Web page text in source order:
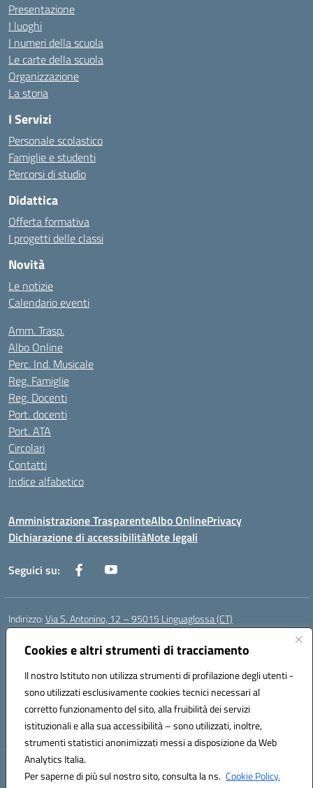
Cookies e altri strumenti di tracciamento
Il nostro Istituto non utilizza strumenti di profilazione degli utenti -
sono utilizzati esclusivamente cookies tecnici necessari al
corretto funzionamento del sito, alla fruibilità dei servizi
istituzionali e alla sua accessibilità – sono utilizzati, inoltre,
strumenti statistici anonimizzati messi a disposizione da Web
Analytics Italia.
Per saperne di più sul nostro sito, consulta la ns. Cookie Policy.
Presentazione
I luoghi
I numeri della scuola
Le carte della scuola
Organizzazione
La storia
I Servizi
Personale scolastico
Famiglie e studenti
Percorsi di studio
Didattica
Offerta formativa
I progetti delle classi
Novità
Le notizie
Calendario eventi
Amm. Trasp.
Albo Online
Perc. Ind. Musicale
Reg. Famiglie
Reg. Docenti
Port. docenti
Port. ATA
Circolari
Contatti
Indice alfabetico
Amministrazione TrasparenteAlbo OnlinePrivacy
Dichiarazione di accessibilitàNote legali
Seguici su:
Indirizzo:Via S. Antonino, 12 – 95015 Linguaglossa (CT)
Centralino:
Posta elettronica certificata (PEC):ctic83200r@pec.istruzione.it
Codice fiscale: 83002470876
Codice meccanografico:CTIC83200R
Codice Indice delle Pubbliche Amministrazioni (IPA): istsc_CTIC83200R
Codice unico di fatturazione (CUF): UF7TEB
Hosting & Powered by 3D Solution S.r.l.